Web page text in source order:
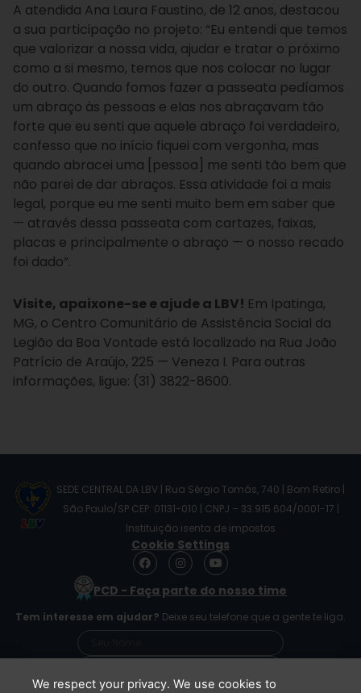
A atendida Ana Laura Faustino, de 12 anos, destacou
a sua participação no projeto: “Eu entendi que temos
que valorizar a nossa vida, ajudar e tratar o próximo
como a si mesmo, temos que nos colocar no lugar
do outro. Quando fomos fazer a passeata pedíamos
um abraço às pessoas e elas nos abraçavam tão
forte que eu senti que aquele abraço foi verdadeiro,
confesso que no início fiquei com vergonha, mas
quando abracei uma [pessoa] me senti tão bem que
não parei de dar abraços. Essa atividade foi a mais
legal, porque eu me senti muito bem em saber que
— através dessa passeata com cartazes, faixas,
placas e principalmente o abraço — o nosso recado
foi dado”.
Visite, apaixone-se e ajude a LBV! Em Ipatinga,
MG, o Centro Comunitário de Assistência Social da
Legião da Boa Vontade está localizado na Rua João
Patrício de Araújo, 225 — Veneza I. Para outras
informações, ligue: (31) 3822-8600.
SEDE CENTRAL DA LBV | Rua Sérgio Tomás, 740 | Bom Retiro |
São Paulo/SP CEP: 01131-010 | CNPJ – 33.915.604/0001-17 |
Instituição isenta de impostos
Cookie Settings
F
a
e
o
o
I
n
s
t
g
r
m
Y
o
t
b
e
PCD - Faça parte do nosso time
Tem interesse em ajudar? Deixe seu telefone que a gente te liga.
We respect your privacy. We use cookies to